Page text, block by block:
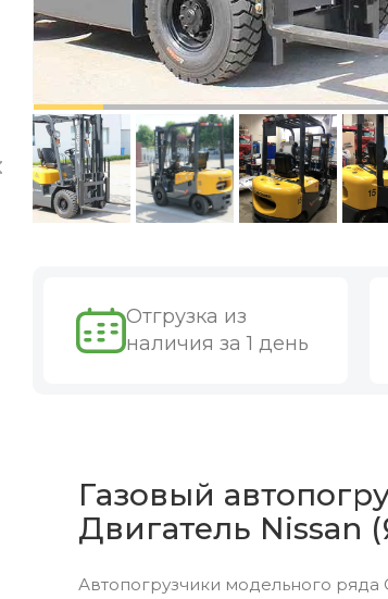
Отгрузка из
наличия за 1 день
Газовый
Двигатель Nissan
Автопогрузчики модельного